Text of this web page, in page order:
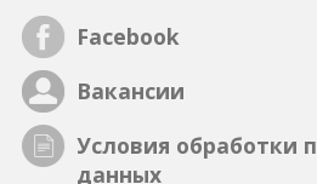
Facebook
Вакансии
Условия обработки
данных